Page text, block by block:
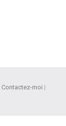
Contactez-moi |